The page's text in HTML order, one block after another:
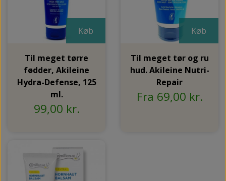
Køb
Til meget tørre
fødder, Akileine
Hydra-Defense, 125
ml.
99,00 kr.
Køb
Til meget tør og ru
hud. Akileine Nutri-
Repair
Fra 69,00 kr.